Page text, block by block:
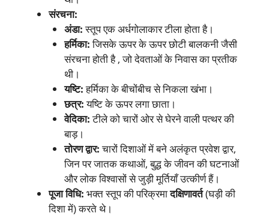
संरचना:
अंडा:स्तूप एक अर्धगोलाकार टीला होता है।
हर्मिका:जिसके ऊपर के ऊपर छोटी बालकनी जैसी
संरचना होती है , जो देवताओं के निवास का प्रतीक
थी।
यष्टि:हर्मिका के बीचोंबीच से निकला खंभा।
छत्र:यष्टि के ऊपर लगा छाता।
वेदिका:टीले को चारों ओर से घेरने वाली पत्थर की
बाड़।
तोरण द्वार:चारों दिशाओं में बने अलंकृत प्रवेश द्वार,
जिन पर जातक कथाओं, बुद्ध के जीवन की घटनाओं
और लोक विश्वासों से जुड़ी मूर्तियाँ उत्कीर्ण हैं।
पूजा विधि: भक्त स्तूप की परिक्रमादक्षिणावर्त(घड़ी की
दिशा में) करते थे।